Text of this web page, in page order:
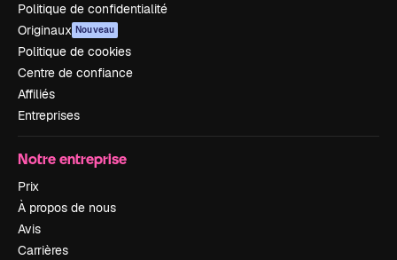
Politique de confidentialité
Originaux Nouveau
Politique de cookies
Centre de confiance
Affiliés
Entreprises
Notre entreprise
Prix
À propos de nous
Avis
Carrières